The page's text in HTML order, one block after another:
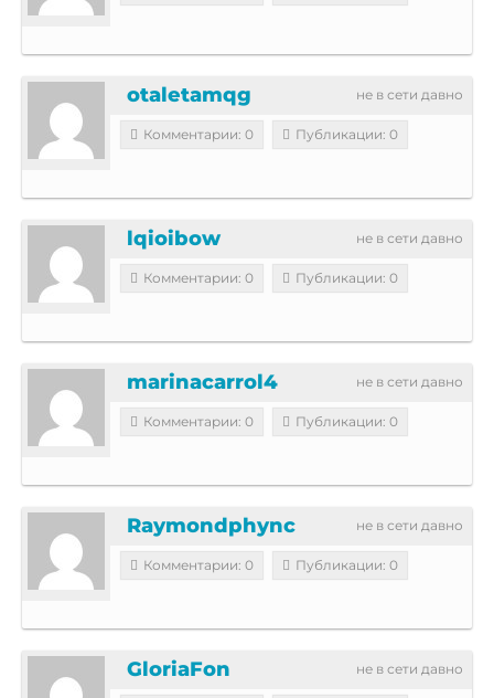
не в сети давно
otaletamqg
Комментарии: 0 Публикации: 0
не в сети давно
lqioibow
Комментарии: 0 Публикации: 0
не в сети давно
marinacarrol4
Комментарии: 0 Публикации: 0
не в сети давно
Raymondphync
Комментарии: 0 Публикации: 0
не в сети давно
GloriaFon